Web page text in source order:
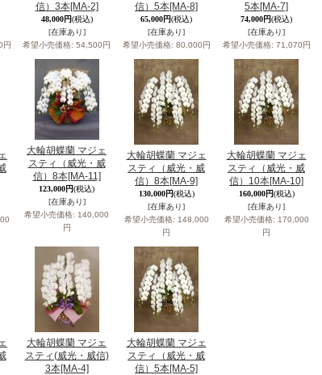
円
信）3本[MA-2]
48,000円(税込)
[在庫あり]
希望小売価格: 54,500円
信）5本[MA-8]
65,000円(税込)
[在庫あり]
希望小売価格: 80,000円
5本[MA-7]
74,000円(税込)
[在庫あり]
希望小売価格: 71,070円
大輪胡蝶蘭 マジェ
スティ（威光・威
信）8本[MA-11]
123,000円(税込)
[在庫あり]
希望小売価格: 140,000
円
大輪胡蝶蘭 マジェ
スティ（威光・威
信）8本[MA-9]
130,000円(税込)
[在庫あり]
希望小売価格: 148,000
円
大輪胡蝶蘭 マジェ
スティ（威光・威
信）10本[MA-10]
160,000円(税込)
[在庫あり]
希望小売価格: 170,000
円
大輪胡蝶蘭 マジェ
スティ(威光・威信)
3本[MA-4]
大輪胡蝶蘭 マジェ
スティ（威光・威
信）5本[MA-5]